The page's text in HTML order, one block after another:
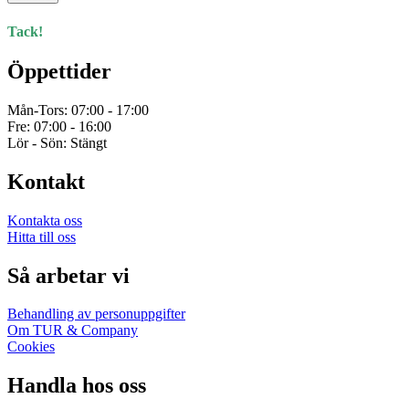
Tack!
Öppettider
Mån-Tors: 07:00 - 17:00
Fre: 07:00 - 16:00
Lör - Sön: Stängt
Kontakt
Kontakta oss
Hitta till oss
Så arbetar vi
Behandling av personuppgifter
Om TUR & Company
Cookies
Handla hos oss